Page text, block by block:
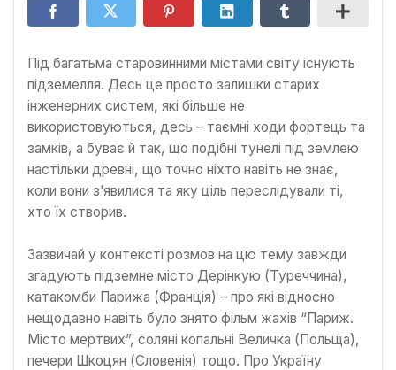
Під багатьма старовинними містами світу існують
підземелля. Десь це просто залишки старих
інженерних систем, які більше не
використовуються, десь – таємні ходи фортець та
замків, а буває й так, що подібні тунелі під землею
настільки древні, що точно ніхто навіть не знає,
коли вони з’явилися та яку ціль переслідували ті,
хто їх створив.
Зазвичай у контексті розмов на цю тему завжди
згадують підземне місто Дерінкую (Туреччина),
катакомби Парижа (Франція) – про які відносно
нещодавно навіть було знято фільм жахів “Париж.
Місто мертвих”, соляні копальні Величка (Польща),
печери Шкоцян (Словенія) тощо. Про Україну